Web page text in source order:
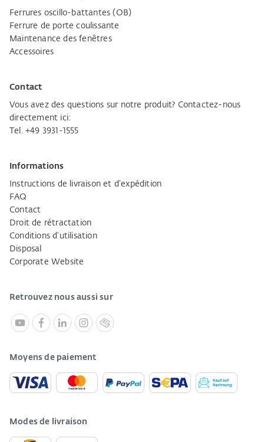
Ferrures oscillo-battantes (OB)
Ferrure de porte coulissante
Maintenance des fenêtres
Accessoires
Contact
Vous avez des questions sur notre produit? Contactez-nous
directement ici:
Tel. +49 3931-1555
Informations
Instructions de livraison et d'expédition
FAQ
Contact
Droit de rétractation
Conditions d'utilisation
Disposal
Corporate Website
Retrouvez nous aussi sur
Moyens de paiement
Modes de livraison